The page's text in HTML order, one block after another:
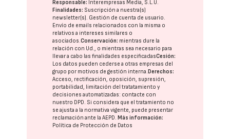
Responsable: Interempresas Media, S.L.U.
Finalidades: Suscripción a nuestra(s)
newsletter(s). Gestión de cuenta de usuario.
Envío de emails relacionados con la misma o
relativos a intereses similares o
asociados.Conservación: mientras dure la
relación con Ud., o mientras sea necesario para
llevar a cabo las finalidades especificadasCesión:
Los datos pueden cederse a otras empresas del
grupo por motivos de gestión interna.Derechos:
Acceso, rectificación, oposición, supresión,
portabilidad, limitación del tratatamiento y
decisiones automatizadas: contacte con
nuestro DPD . Si considera que el tratamiento no
se ajusta a la normativa vigente, puede presentar
reclamación ante laAEPD .Más información:
Política de Protección de Datos